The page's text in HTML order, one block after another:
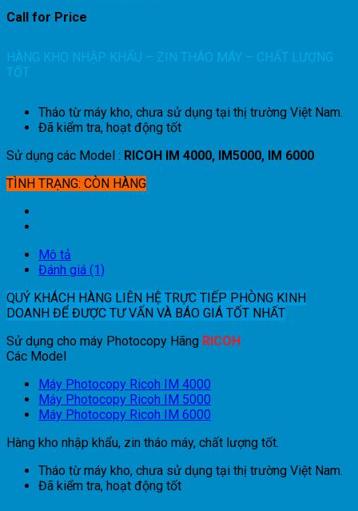
Call for Price
HÀNG KHO NHẬP KHẨU – ZIN THÁO MÁY – CHẤT LƯỢNG
TỐT
Tháo từ máy kho, chưa sử dụng tại thị trường Việt Nam.
Đã kiểm tra, hoạt động tốt
Sử dụng các Model : RICOH IM 4000, IM5000, IM 6000
TÌNH TRẠNG: CÒN HÀNG
Mô tả
Đánh giá (1)
QUÝ KHÁCH HÀNG LIÊN HỆ TRỰC TIẾP PHÒNG KINH
DOANH ĐỂ ĐƯỢC TƯ VẤN VÀ BÁO GIÁ TỐT NHẤT
Sử dụng cho máy Photocopy Hãng RICOH
Các Model
Máy Photocopy Ricoh IM 4000
Máy Photocopy Ricoh IM 5000
Máy Photocopy Ricoh IM 6000
Hàng kho nhập khẩu, zin tháo máy, chất lượng tốt.
Tháo từ máy kho, chưa sử dụng tại thị trường Việt Nam.
Đã kiểm tra, hoạt động tốt